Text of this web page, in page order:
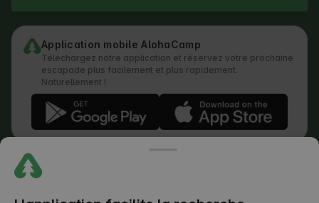
Application mobile AlohaCamp
Téléchargez notre application et réservez votre prochaine
escapade plus facilement et plus rapidement.
Naturellement !
Politique relative aux cookies